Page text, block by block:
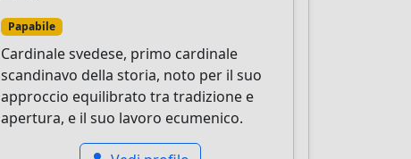
Papabile
Cardinale svedese, primo cardinale
scandinavo della storia, noto per il suo
approccio equilibrato tra tradizione e
apertura, e il suo lavoro ecumenico.